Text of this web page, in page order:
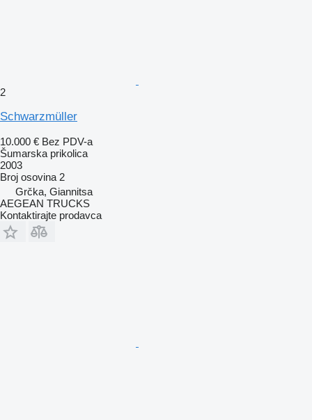
2
Schwarzmüller
10.000 € Bez PDV-a
Šumarska prikolica
2003
Broj osovina 2
Grčka, Giannitsa
AEGEAN TRUCKS
Kontaktirajte prodavca